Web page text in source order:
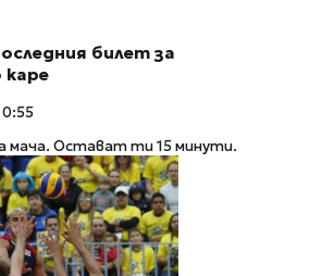
билет за
каре
мача. Остават ти 15 минути.